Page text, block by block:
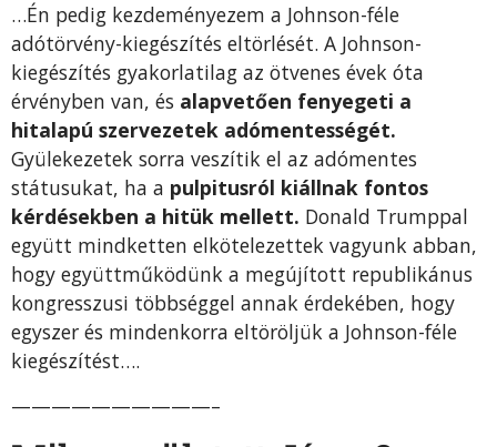
…Én pedig kezdeményezem a Johnson-féle
adótörvény-kiegészítés eltörlését. A Johnson-
kiegészítés gyakorlatilag az ötvenes évek óta
érvényben van, és alapvetően fenyegeti a
hitalapú szervezetek adómentességét.
Gyülekezetek sorra veszítik el az adómentes
státusukat, ha a pulpitusról kiállnak fontos
kérdésekben a hitük mellett. Donald Trumppal
együtt mindketten elkötelezettek vagyunk abban,
hogy együttműködünk a megújított republikánus
kongresszusi többséggel annak érdekében, hogy
egyszer és mindenkorra eltöröljük a Johnson-féle
kiegészítést….
——————————–